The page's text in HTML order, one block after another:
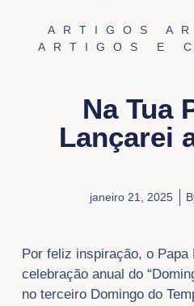
ARTIGOS
ARTIGOS E
Na Tua
Lançarei
janeiro 21, 2025
Por feliz inspiração, o
celebração anual do
no terceiro Domingo do